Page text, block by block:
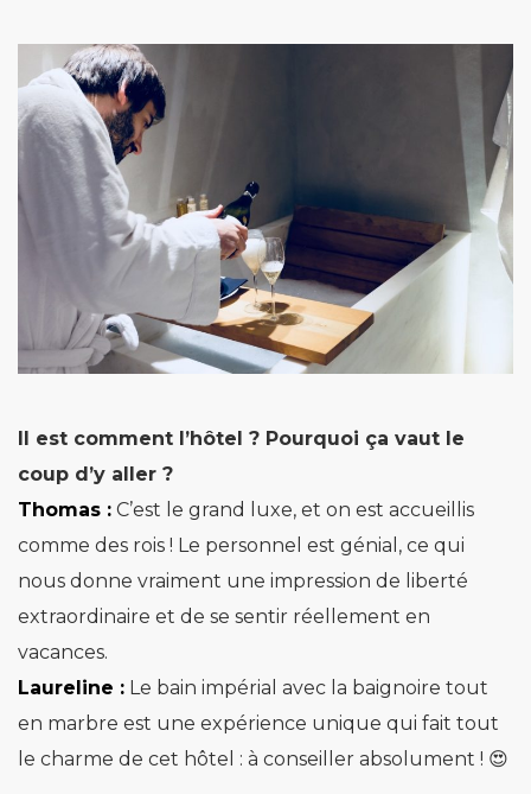
Il est comment l’hôtel ? Pourquoi ça vaut le
coup d’y aller ?
Thomas : C’est le grand luxe, et on est accueillis
comme des rois ! Le personnel est génial, ce qui
nous donne vraiment une impression de liberté
extraordinaire et de se sentir réellement en
vacances.
Laureline : Le bain impérial avec la baignoire tout
en marbre est une expérience unique qui fait tout
le charme de cet hôtel : à conseiller absolument ! 😍